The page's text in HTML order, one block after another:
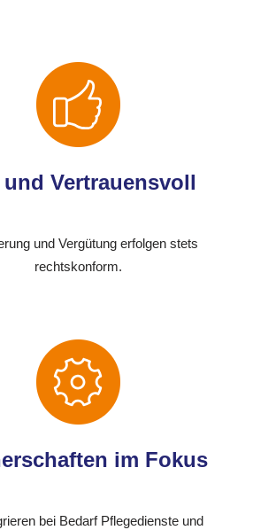
und Vertrauensvoll
und Vergütung erfolgen stets
rechtskonform.
im Fokus
bei Bedarf Pflegedienste und